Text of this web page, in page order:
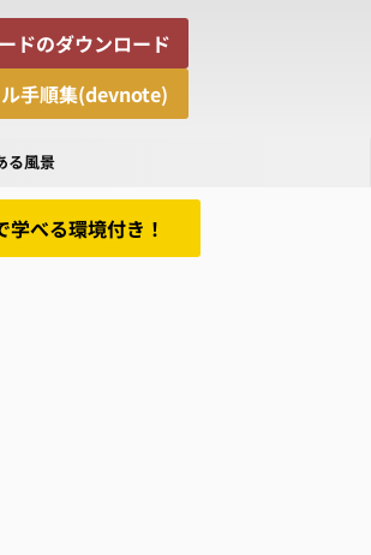
ドのダウンロード
手順集(devnote)
る風景
学べる環境付き！